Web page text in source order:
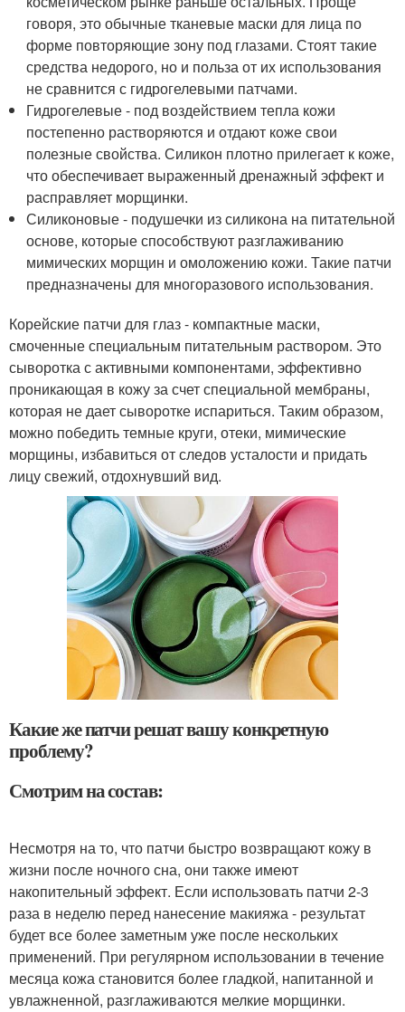
говоря, это обычные тканевые маски для лица по
форме повторяющие зону под глазами. Стоят такие
средства недорого, но и польза от их использования
не сравнится с гидрогелевыми патчами.
Гидрогелевые - под воздействием тепла кожи
постепенно растворяются и отдают коже свои
полезные свойства. Силикон плотно прилегает к коже,
что обеспечивает выраженный дренажный эффект и
расправляет морщинки.
Силиконовые - подушечки из силикона на питательной
основе, которые способствуют разглаживанию
мимических морщин и омоложению кожи. Такие патчи
предназначены для многоразового использования.
Корейские патчи для глаз - компактные маски,
смоченные специальным питательным раствором. Это
сыворотка с активными компонентами, эффективно
проникающая в кожу за счет специальной мембраны,
которая не дает сыворотке испариться. Таким образом,
можно победить темные круги, отеки, мимические
морщины, избавиться от следов усталости и придать
лицу свежий, отдохнувший вид.
Какие же патчи решат вашу конкретную
проблему?
Смотрим на состав:
Несмотря на то, что патчи быстро возвращают кожу в
жизни после ночного сна, они также имеют
накопительный эффект. Если использовать патчи 2-3
раза в неделю перед нанесение макияжа - результат
будет все более заметным уже после нескольких
применений. При регулярном использовании в течение
месяца кожа становится более гладкой, напитанной и
увлажненной, разглаживаются мелкие морщинки.